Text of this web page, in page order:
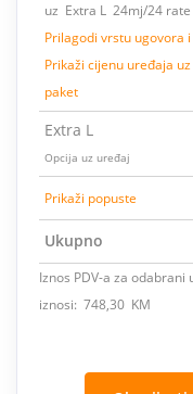
uz Extra L 24mj/24 rate
Prilagodi vrstu ugovora
Prikaži cijenu uređaja
paket
Extra L
Opcija uz uređaj
Prikaži popuste
Ukupno
Iznos PDV-a za
iznosi: 748,30 KM